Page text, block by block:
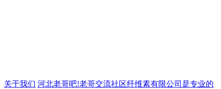
关于我们 河北老哥吧!老哥交流社区纤维素有限公司是专业的